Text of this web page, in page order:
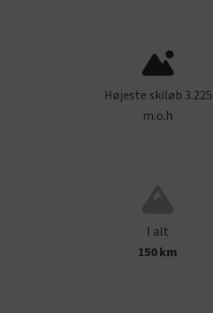
Højeste skiløb 3.225
m.o.h
I alt
150 km